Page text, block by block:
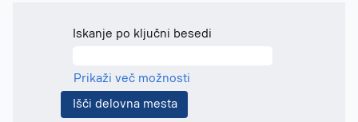
Iskanje po ključni besedi
Prikaži več možnosti